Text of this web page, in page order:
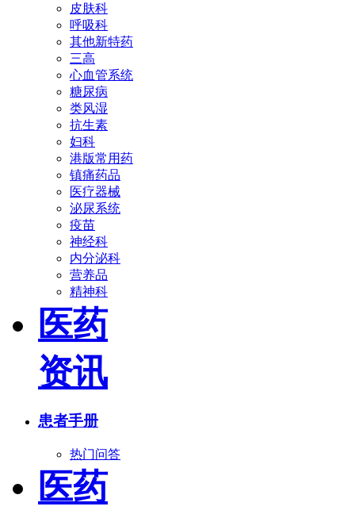
皮肤科
呼吸科
其他新特药
三高
心血管系统
糖尿病
类风湿
抗生素
妇科
港版常用药
镇痛药品
医疗器械
泌尿系统
疫苗
神经科
内分泌科
营养品
精神科
医药
资讯
患者手册
热门问答
医药